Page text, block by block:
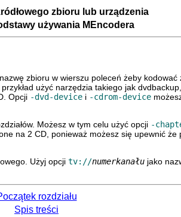
zbioru lub urządzenia
używania MEncodera
zbioru w wierszu poleceń żeby kodować
użyć narzędzia takiego jak dvdbackup
Opcji -dvd-device i -cdrom-device
Możesz w tym celu użyć opcji -
na 2 CD, ponieważ możesz się upewnić
Użyj opcji tv://numerkanału jako
rozdziału
Spis treści